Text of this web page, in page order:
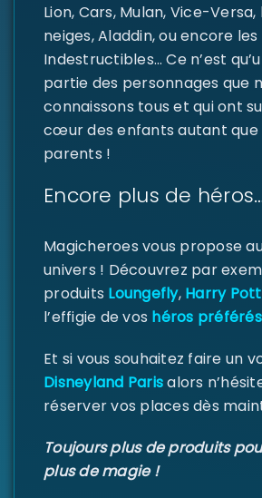
Lion, Cars, Mulan, Vice-
neiges, Aladdin, ou encore les
Indestructibles… Ce n’est
partie des personnages que
connaissons tous et qui ont
cœur des enfants autant que
parents !
Encore plus de
Magicheroes vous propose
univers ! Découvrez par
produits Loungefly,Harry
l’effigie de vos héros préférés
Et si vous souhaitez faire un
Disneyland Parisalors
réserver vos places dès
Toujours plus de produits
plus de magie !